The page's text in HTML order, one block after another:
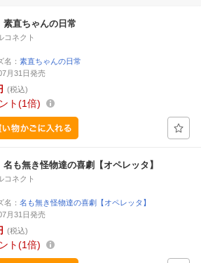
素直ちゃんの日常
コネクト
名： 素直ちゃんの日常
月31日発売
(税込)
ト 1倍
名も無き怪物達の喜劇【オペレッタ】
コネクト
名： 名も無き怪物達の喜劇【オペレッタ】
月31日発売
(税込)
ト 1倍